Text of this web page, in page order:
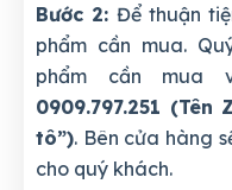
Bước 2: Để thuận
phẩm cần mua.
phẩm cần
0909.797.251
tô”). Bên cửa hàng
cho quý khách.